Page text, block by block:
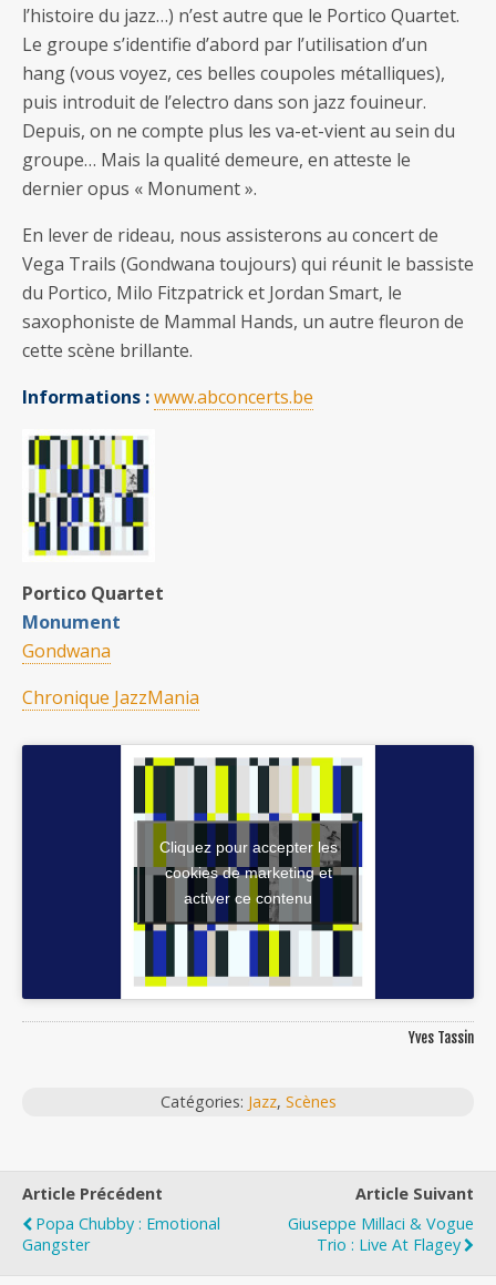
l’histoire du jazz…) n’est autre que le Portico Quartet.
Le groupe s’identifie d’abord par l’utilisation d’un
hang (vous voyez, ces belles coupoles métalliques),
puis introduit de l’electro dans son jazz fouineur.
Depuis, on ne compte plus les va-et-vient au sein du
groupe… Mais la qualité demeure, en atteste le
dernier opus « Monument ».
En lever de rideau, nous assisterons au concert de
Vega Trails (Gondwana toujours) qui réunit le bassiste
du Portico, Milo Fitzpatrick et Jordan Smart, le
saxophoniste de Mammal Hands, un autre fleuron de
cette scène brillante.
Informations :www.abconcerts.be
Portico Quartet
Monument
Gondwana
Chronique JazzMania
Cliquez pour accepter les
cookies de marketing et
activer ce contenu
Yves Tassin
Catégories: Jazz, Scènes
Article Précédent
Popa Chubby : Emotional
Gangster
Article Suivant
Giuseppe Millaci & Vogue
Trio : Live At Flagey